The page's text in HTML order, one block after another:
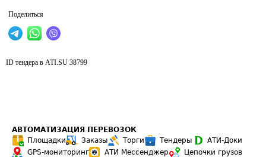
Поделиться
ID тендера в ATI.SU 38799
АВТОМАТИЗАЦИЯ ПЕРЕВОЗОК
Площадки
Заказы Торги Тендеры
АТИ-Доки
GPS-мониторинг
АТИ Мессенджер
Цепочки грузов